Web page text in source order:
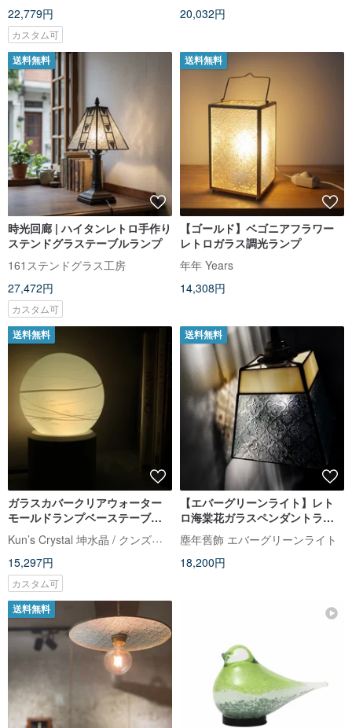
22,779円
カスタム可
20,032円
送料無料
時光回廊 | ハイタンレトロ手作り
ステンドグラステーブルランプ
161ステンドグラス工房
27,472円
カスタム可
送料無料
【ゴールド】ベゴニアフラワー
レトロガラス調光ランプ
年年 Years
14,308円
送料無料
ガラスカバークリアウォーター
モールドランプベーステーブル
ランプ|ガラス白熱ワークショッ
プで手作り
Kun’s Crystal 坤水晶 / クンズクリスタル
15,297円
カスタム可
送料無料
【エバーグリーンライト】レト
ロ海棠花ガラスペンダントライ
ト PL-104
塵年舊飾 エバーグリーンライト
18,200円
送料無料